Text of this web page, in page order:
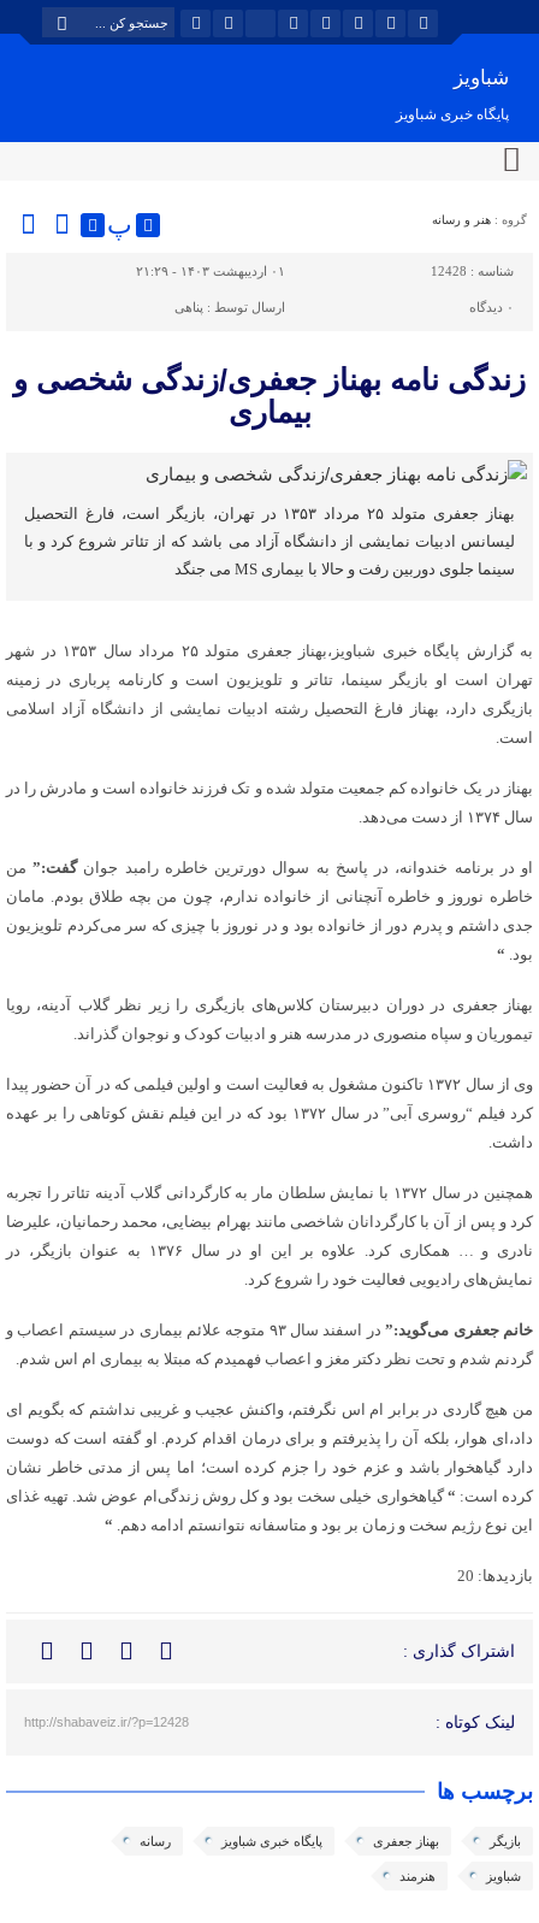
شباویز
پایگاه خبری شباویز
گروه : هنر و رسانه پ
شناسه : 12428 ۰۱ اردیبهشت ۱۴۰۳ - ۲۱:۲۹
۰ دیدگاه ارسال توسط : پناهی
زندگی نامه بهناز جعفری/زندگی شخصی و
بیماری
بهناز جعفری متولد ۲۵ مرداد ۱۳۵۳ در تهران، بازیگر است، فارغ التحصیل
لیسانس ادبیات نمایشی از دانشگاه آزاد می باشد که از تئاتر شروع کرد و با
سینما جلوی دوربین رفت و حالا با بیماری MS می جنگد
به گزارش پایگاه خبری شباویز،بهناز جعفری متولد ۲۵ مرداد سال ۱۳۵۳ در شهر
تهران است او بازیگر سینما، تئاتر و تلویزیون است و کارنامه پرباری در زمینه
بازیگری دارد، بهناز فارغ التحصیل رشته ادبیات نمایشی از دانشگاه آزاد اسلامی
است.
بهناز در یک خانواده کم جمعیت متولد شده و تک فرزند خانواده است و مادرش را در
سال ۱۳۷۴ از دست می‌دهد.
او در برنامه خندوانه، در پاسخ به سوال دورترین خاطره رامبد جوانگفت:” من
خاطره نوروز و خاطره آنچنانی از خانواده ندارم، چون من بچه طلاق بودم. مامان
جدی داشتم و پدرم دور از خانواده بود و در نوروز با چیزی که سر می‌کردم تلویزیون
بود. “
بهناز جعفری در دوران دبیرستان کلاس‌های بازیگری را زیر نظر گلاب آدینه، رویا
تیموریان و سپاه منصوری در مدرسه هنر و ادبیات کودک و نوجوان گذراند.
وی از سال ۱۳۷۲ تاکنون مشغول به فعالیت است و اولین فیلمی که در آن حضور پیدا
کرد فیلم “روسری آبی” در سال ۱۳۷۲ بود که در این فیلم نقش کوتاهی را بر عهده
داشت.
همچنین در سال ۱۳۷۲ با نمایش سلطان مار به کارگردانی گلاب آدینه تئاتر را تجربه
کرد و پس از آن با کارگردانان شاخصی مانند بهرام بیضایی، محمد رحمانیان، علیرضا
نادری و … همکاری کرد. علاوه بر این او در سال ۱۳۷۶ به عنوان بازیگر، در
نمایش‌های رادیویی فعالیت خود را شروع کرد.
خانم جعفری می‌گوید:”
در اسفند سال ۹۳ متوجه علائم بیماری در سیستم اعصاب و
گردنم شدم و تحت نظر دکتر مغز و اعصاب فهمیدم که مبتلا به بیماری ام اس شدم.
من هیچ گاردی در برابر ام اس نگرفتم، واکنش عجیب و غریبی نداشتم که بگویم‌ ای
داد،‌ای هوار، بلکه آن را پذیرفتم و برای درمان اقدام کردم. او گفته است که دوست
دارد گیاهخوار باشد و عزم خود را جزم کرده است؛ اما پس از مدتی خاطر نشان
کرده است: “گیاهخواری خیلی سخت بود و کل روش زندگی‌ام عوض شد. تهیه غذای
این نوع رژیم سخت و زمان بر بود و متاسفانه نتوانستم ادامه دهم. “
بازدیدها: 20
اشتراک گذاری :
لینک کوتاه : http://shabaveiz.ir/?p=12428
برچسب ها
بازیگر بهناز جعفری پایگاه خبری شباویز رسانه
شباویز هنرمند